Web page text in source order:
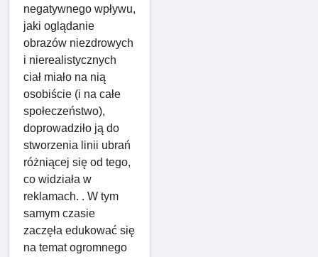
negatywnego wpływu,
jaki oglądanie
obrazów niezdrowych
i nierealistycznych
ciał miało na nią
osobiście (i na całe
społeczeństwo),
doprowadziło ją do
stworzenia linii ubrań
różniącej się od tego,
co widziała w
reklamach. . W tym
samym czasie
zaczęła edukować się
na temat ogromnego